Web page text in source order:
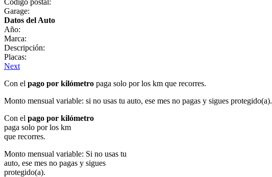
Garage:
Datos del Auto
Año:
Marca:
Descripción:
Placas:
Next
Con el pago por kilómetro paga solo por los km que recorres.
Monto mensual variable: si no usas tu auto, ese mes no pagas y sigues protegido(a).
Con el pago por kilómetro
paga solo por los km
que recorres.
Monto mensual variable: Si no usas tu
auto, ese mes no pagas y sigues
protegido(a).